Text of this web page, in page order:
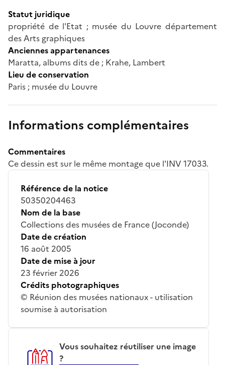
Statut juridique
propriété de l'Etat ; musée du Louvre département
des Arts graphiques
Anciennes appartenances
Maratta, albums dits de ; Krahe, Lambert
Lieu de conservation
Paris ; musée du Louvre
Informations complémentaires
Commentaires
Ce dessin est sur le même montage que l'INV 17033.
Référence de la notice
50350204463
Nom de la base
Collections des musées de France (Joconde)
Date de création
16 août 2005
Date de mise à jour
23 février 2026
Crédits photographiques
© Réunion des musées nationaux - utilisation
soumise à autorisation
Vous souhaitez réutiliser une image
?